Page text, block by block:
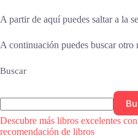
A partir de aquí puedes saltar a la
A continuación puedes buscar otro
Buscar
Descubre más libros excelentes
recomendación de libros